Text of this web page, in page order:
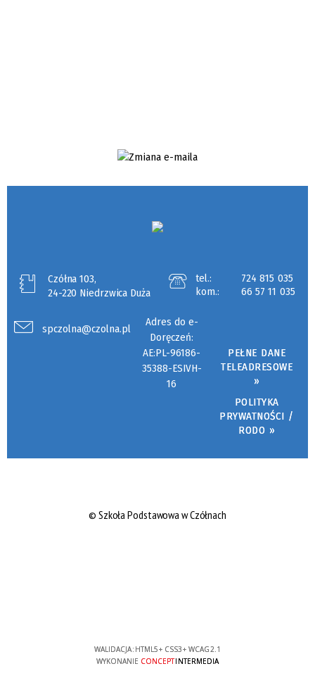
Czółna 103,
24-220 Niedrzwica Duża
tel.:
724 815 035
kom.:
66 57 11 035
spczolna@czolna.pl
Adres do e-
Doręczeń:
AE:PL-96186-
35388-ESIVH-
16
PEŁNE DANE
TELEADRESOWE
»
POLITYKA
PRYWATNOŚCI /
RODO »
© Szkoła Podstawowa w Czółnach
WALIDACJA: HTML5+ CSS3+ WCAG 2.1
WYKONANIE CONCEPTINTERMEDIA